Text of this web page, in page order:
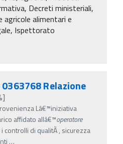
Decreti ministeriali,
agricole alimentari e
Ispettorato
0363768 Relazione
Lâ€™iniziativa
affidato allâ€™operatore
controlli di qualitÃ , sicurezza
…